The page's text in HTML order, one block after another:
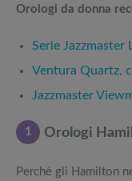
Orologi da donna
Serie
Ventura Quartz,
Jazzmaster
1 Orologi
Perché gli Hamilton